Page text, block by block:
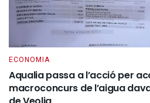
ECONOMIA
Aqualia passa a l’acció per
macroconcurs de l’aigua